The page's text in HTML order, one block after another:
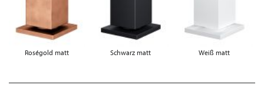
Roségold matt Schwarz matt Weiß matt